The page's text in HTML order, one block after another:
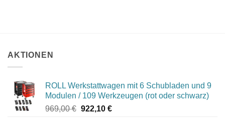
AKTIONEN
ROLL Werkstattwagen mit 6 Schubladen und 9
Modulen / 109 Werkzeugen (rot oder schwarz)
969,00€ Ursprünglicher
922,10 €Aktueller